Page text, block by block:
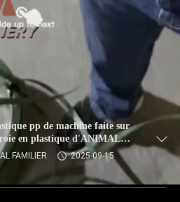
pp de machine faite sur
en plastique d'ANIMAL
pain de bande
FAMILIER
2025-09-15